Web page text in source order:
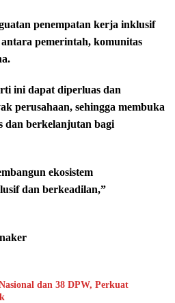
penempatan kerja inklusif
pemerintah, komunitas
ini dapat diperluas dan
perusahaan, sehingga membuka
dan berkelanjutan bagi
ekosistem
dan berkeadilan,”
dan 38 DPW, Perkuat